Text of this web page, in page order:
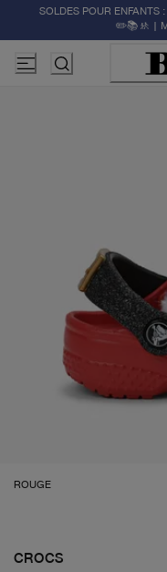
SOLDES POUR ENFANTS
✏️📚🚸 |
ROUGE
CROCS